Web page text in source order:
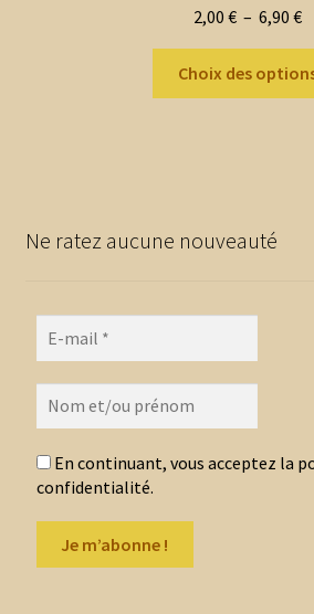
2,00 € – 6,90 €
Choix des
Ne ratez aucune nouveauté
En continuant, vous acceptez la
confidentialité.